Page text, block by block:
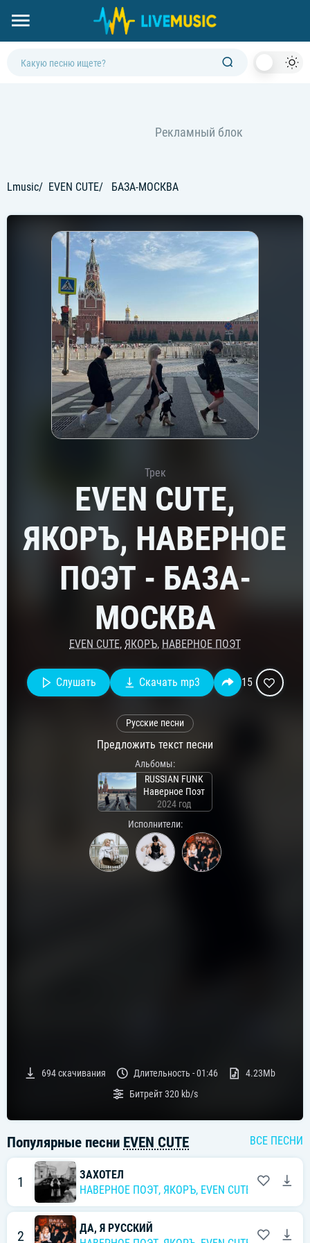
Lmusic EVEN CUTE БАЗА-МОСКВА
Трек
EVEN CUTE,
ЯКОРЪ, НАВЕРНОЕ
ПОЭТ - БАЗА-
МОСКВА
EVEN CUTE, ЯКОРЪ, НАВЕРНОЕ ПОЭТ
Слушать Скачать mp3 15
Русские песни
Предложить текст песни
Альбомы:
RUSSIAN FUNK
Наверное Поэт
2024 год
Исполнители:
694скачивания Длительность -01:46
4.23Mb
Битрейт320 kb/s
Популярные песни EVEN CUTE ВСЕ ПЕСНИ
1
ЗАХОТЕЛ
НАВЕРНОЕ ПОЭТ, ЯКОРЪ, EVEN CUTE
2
ДА, Я РУССКИЙ